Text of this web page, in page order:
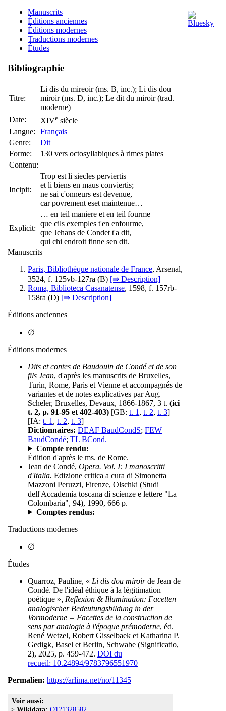
Manuscrits
Éditions anciennes
Éditions modernes
Traductions modernes
Études
Bibliographie
Titre:
Li dis du mireoir (ms. B, inc.); Li dis dou
miroir (ms. D, inc.); Le dit du miroir (trad.
moderne)
Date:
XIVe siècle
Langue:
Français
Genre:
Dit
Forme:
130 vers octosyllabiques à rimes plates
Contenu:
Incipit:
Trop est li siecles perviertis
et li biens en maus conviertis;
ne sai c'onneurs est devenue,
car povrement eset maintenue…
Explicit:
… en teil maniere et en teil fourme
que cils exemples t'en enfourme,
que Jehans de Condet t'a dit,
qui chi endroit finne sen dit.
Manuscrits
Paris, Bibliothèque nationale de France, Arsenal,
3524, f. 125vb-127ra (B) [⇛ Description]
Roma, Biblioteca Casanatense, 1598, f. 157rb-
158ra (D) [⇛ Description]
Éditions anciennes
∅
Éditions modernes
Dits et contes de Baudouin de Condé et de son
fils Jean, d'après les manuscrits de Bruxelles,
Turin, Rome, Paris et Vienne et accompagnés de
variantes et de notes explicatives par Aug.
Scheler, Bruxelles, Devaux, 1866-1867, 3 t. (ici
t. 2, p. 91-95 et 402-403) [GB: t. 1 , t. 2, t. 3]
[IA: t. 1 , t. 2, t. 3]
Dictionnaires: DEAF BaudCondS; FEW
BaudCondé; TL BCond.
Compte rendu:
Édition d'après le ms. de Rome.
Jean de Condé, Opera. Vol. I: I manoscritti
d'Italia. Edizione critica a cura di Simonetta
Mazzoni Peruzzi, Firenze, Olschki (Studi
dell'Accademia toscana di scienze e lettere "La
Colombaria", 94), 1990, 666 p.
Comptes rendus:
Traductions modernes
∅
Études
Quarroz, Pauline, « Li dis dou miroirde Jean de
Condé. De l'idéal éthique à la légitimation
poétique », Reflexion & Illumination: Facetten
analogischer Bedeutungsbildung in der
Vormoderne = Facettes de la construction de
sens par analogie à l'époque prémoderne, éd.
René Wetzel, Robert Gisselbaek et Katharina P.
Gedigk, Basel et Berlin, Schwabe (Significatio,
2), 2025, p. 459-472. DOI du
recueil: 10.24894/9783796551970
Permalien: https://arlima.net/no/11345
Voir aussi: